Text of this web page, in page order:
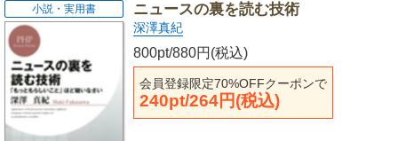
ニュースの裏を読む技術
深澤真紀
800pt/880円(税込)
会員登録限定70%OFFクーポンで
240pt/264円(税込)
小説・実用書